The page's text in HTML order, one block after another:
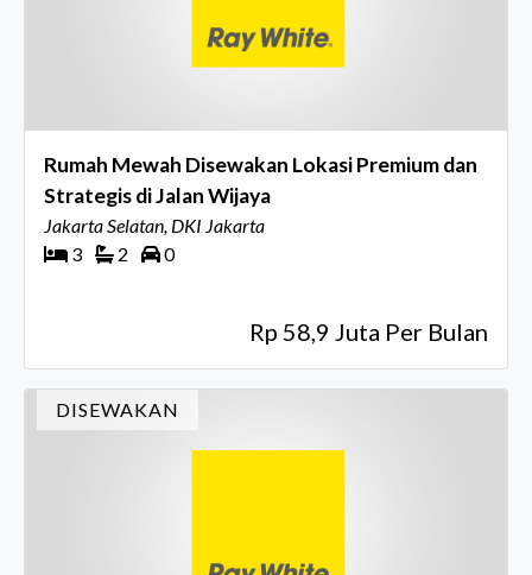
Rumah Mewah Disewakan Lokasi Premium dan
Strategis di Jalan Wijaya
Jakarta Selatan, DKI Jakarta
3
2 0
Rp 58,9 Juta Per Bulan
DISEWAKAN